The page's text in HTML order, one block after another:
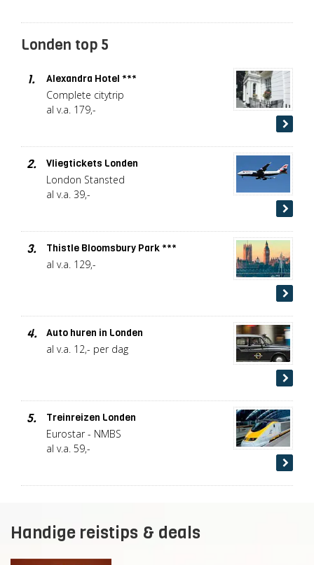
Londen top 5
1.
Alexandra Hotel ***
Complete citytrip
al v.a. 179,-
2.
Vliegtickets Londen
London Stansted
al v.a. 39,-
3.
Thistle Bloomsbury Park ***
al v.a. 129,-
4.
Auto huren in Londen
al v.a. 12,- per dag
5.
Treinreizen Londen
Eurostar - NMBS
al v.a. 59,-
Handige reistips & deals